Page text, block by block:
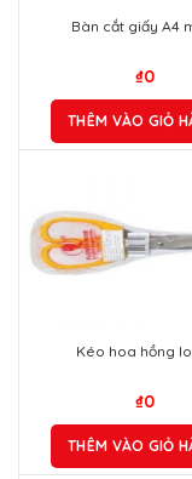
Bàn cắt giấy A4
₫0
THÊM VÀO GIỎ
Kéo hoa hồng
₫0
THÊM VÀO GIỎ